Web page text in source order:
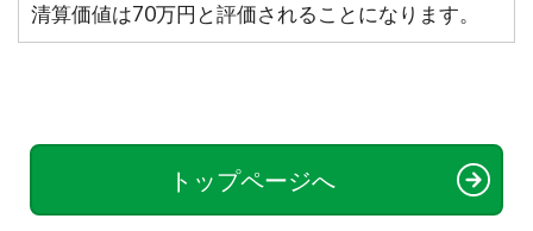
清算価値は70万円と評価されることになります。
トップページへ